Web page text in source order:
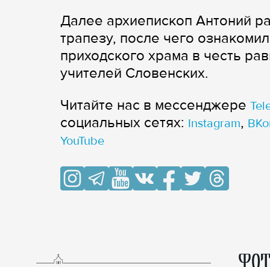
Далее архиепископ Антоний
трапезу, после чего
приходского храма в честь
учителей Словенских.
Читайте нас в мессенджере
cоциальных сетях: Instagram,
YouTube